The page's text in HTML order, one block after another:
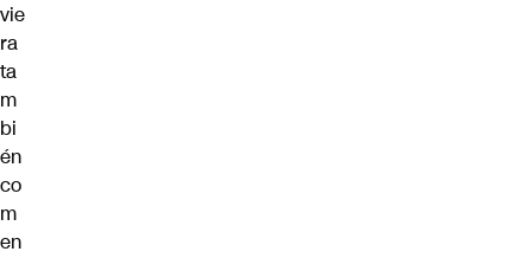
vie
ra
ta
m
bi
én
co
m
en